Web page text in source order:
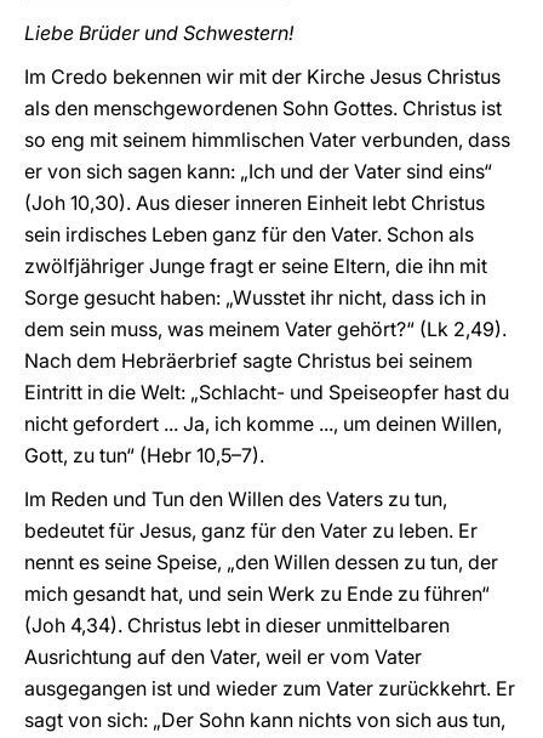
Liebe Brüder und Schwestern!
Im Credo bekennen wir mit der Kirche Jesus Christus
als den menschgewordenen Sohn Gottes. Christus ist
so eng mit seinem himmlischen Vater verbunden, dass
er von sich sagen kann: „Ich und der Vater sind eins“
(Joh 10,30). Aus dieser inneren Einheit lebt Christus
sein irdisches Leben ganz für den Vater. Schon als
zwölfjähriger Junge fragt er seine Eltern, die ihn mit
Sorge gesucht haben: „Wusstet ihr nicht, dass ich in
dem sein muss, was meinem Vater gehört?“ (Lk 2,49).
Nach dem Hebräerbrief sagte Christus bei seinem
Eintritt in die Welt: „Schlacht- und Speiseopfer hast du
nicht gefordert ... Ja, ich komme ..., um deinen Willen,
Gott, zu tun“ (Hebr 10,5–7).
Im Reden und Tun den Willen des Vaters zu tun,
bedeutet für Jesus, ganz für den Vater zu leben. Er
nennt es seine Speise, „den Willen dessen zu tun, der
mich gesandt hat, und sein Werk zu Ende zu führen“
(Joh 4,34). Christus lebt in dieser unmittelbaren
Ausrichtung auf den Vater, weil er vom Vater
ausgegangen ist und wieder zum Vater zurückkehrt. Er
sagt von sich: „Der Sohn kann nichts von sich aus tun,